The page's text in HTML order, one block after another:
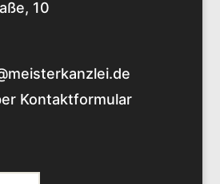
10
Kontaktformular